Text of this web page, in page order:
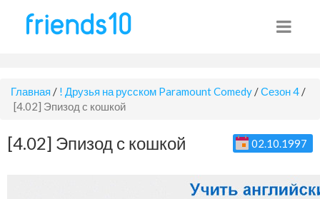
Главная / ! Друзья на русском Paramount Comedy /Сезон 4 /
[4.02] Эпизод с кошкой
[4.02] Эпизод с кошкой 02.10.1997